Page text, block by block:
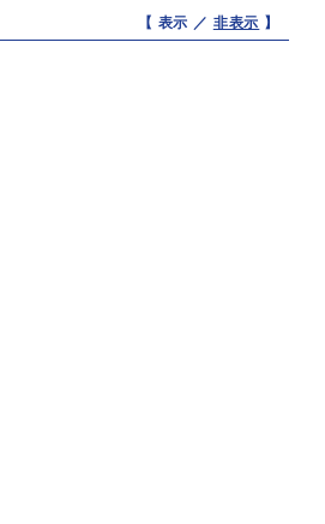
【 表示 ／ 非表示 】